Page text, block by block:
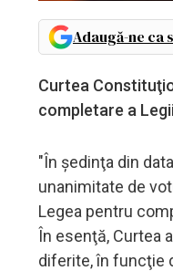
Adaugă-ne ca
Curtea
completare a
"În şedinţa din
unanimitate de
Legea pentru
În esenţă, Curtea
diferite, în funcţie